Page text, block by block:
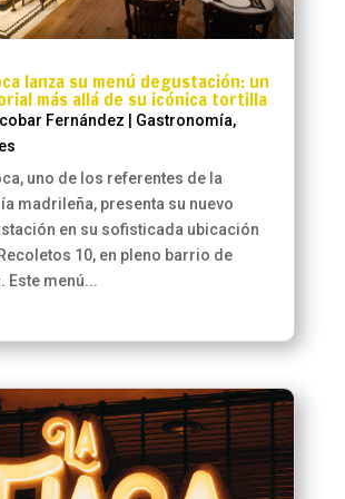
lanza su menú degustación: un
más allá de su icónica tortilla
Fernández | Gastronomía,
uno de los referentes de la
madrileña, presenta su nuevo
en su sofisticada ubicación
10, en pleno barrio de
Este menú...